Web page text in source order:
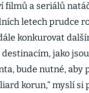
filmů a seriálů
letech prudce
konkurovat
jako
bude nutné, aby
korun,“ myslí si